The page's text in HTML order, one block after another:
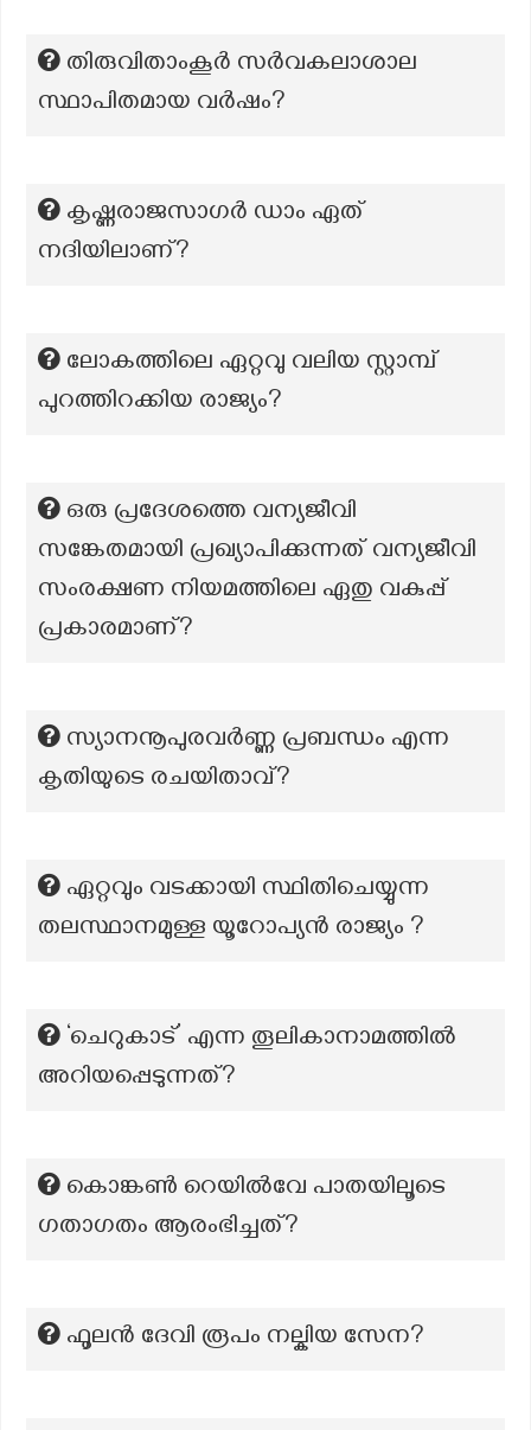
തിരുവിതാംകൂർ സർവകലാശാല
സ്ഥാപിതമായ വർഷം?
കൃഷ്ണരാജസാഗർ ഡാം ഏത്
നദിയിലാണ്?
ലോകത്തിലെ ഏറ്റവു വലിയ സ്റ്റാമ്പ്
പുറത്തിറക്കിയ രാജ്യം?
ഒരു പ്രദേശത്തെ വന്യജീവി
സങ്കേതമായി പ്രഖ്യാപിക്കുന്നത് വന്യജീവി
സംരക്ഷണ നിയമത്തിലെ ഏതു വകുപ്പ്
പ്രകാരമാണ്?
സ്യാനനൂപുരവർണ്ണ പ്രബന്ധം എന്ന
കൃതിയുടെ രചയിതാവ്?
ഏറ്റവും വടക്കായി സ്ഥിതിചെയ്യുന്ന
തലസ്ഥാനമുള്ള യൂറോപ്യൻ രാജ്യം ?
‘ചെറുകാട്’ എന്ന തൂലികാനാമത്തില്‍
അറിയപ്പെടുന്നത്?
കൊങ്കൺ റെയിൽവേ പാതയിലൂടെ
ഗതാഗതം ആരംഭിച്ചത്?
ഫൂലൻ ദേവി രൂപം നല്കിയ സേന?